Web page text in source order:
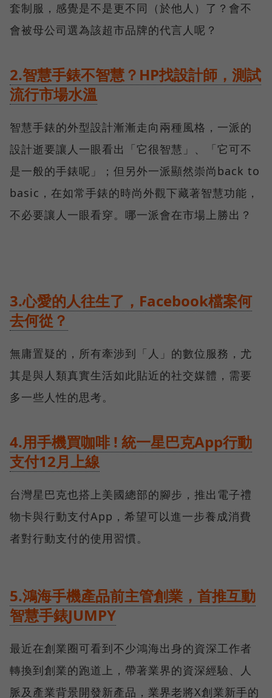
套制服，感覺是不是更不同（於他人）了？會不
會被母公司選為該超市品牌的代言人呢？
2.智慧手錶不智慧？HP找設計師，測試
流行市場水溫
智慧手錶的外型設計漸漸走向兩種風格，一派的
設計逝要讓人一眼看出「它很智慧」、「它可不
是一般的手錶呢」；但另外一派顯然崇尚back to
basic，在如常手錶的時尚外觀下藏著智慧功能，
不必要讓人一眼看穿。哪一派會在市場上勝出？
3.心愛的人往生了，Facebook檔案何
去何從？
無庸置疑的，所有牽涉到「人」的數位服務，尤
其是與人類真實生活如此貼近的社交媒體，需要
多一些人性的思考。
4.用手機買咖啡 ! 統一星巴克App行動
支付12月上線
台灣星巴克也搭上美國總部的腳步，推出電子禮
物卡與行動支付App，希望可以進一步養成消費
者對行動支付的使用習慣。
5.鴻海手機產品前主管創業，首推互動
智慧手錶JUMPY
最近在創業圈可看到不少鴻海出身的資深工作者
轉換到創業的跑道上，帶著業界的資深經驗、人
脈及產業背景開發新產品，業界老將X創業新手的